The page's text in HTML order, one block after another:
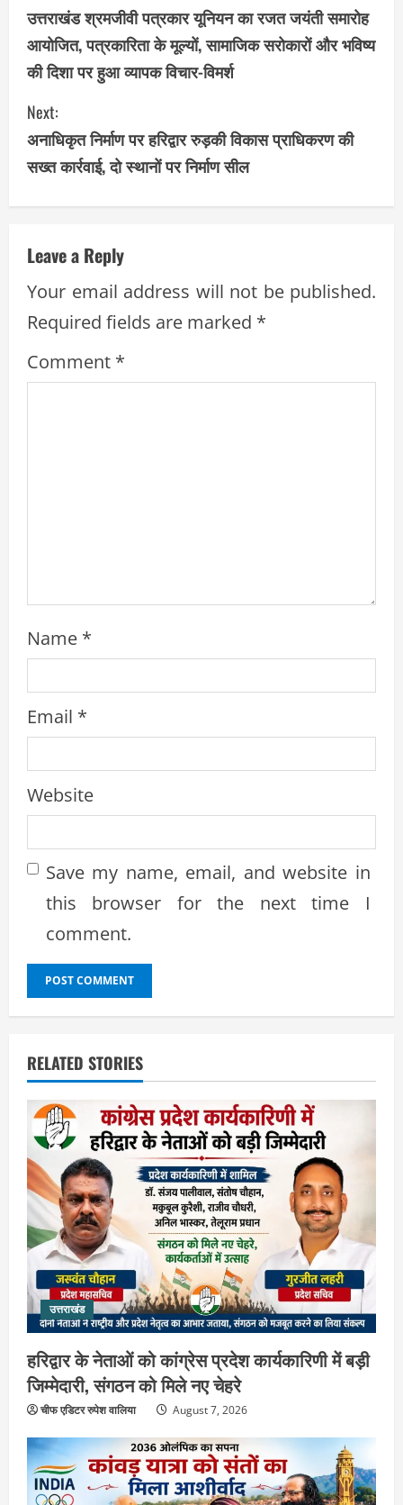
o
n
t
i
n
u
e
R
e
a
उत्तराखंड श्रमजीवी पत्रकार यूनियन का रजत जयंती समारोह
आयोजित, पत्रकारिता के मूल्यों, सामाजिक सरोकारों और भविष्य
की दिशा पर हुआ व्यापक विचार-विमर्श
Next:
अनाधिकृत निर्माण पर हरिद्वार रुड़की विकास प्राधिकरण की
सख्त कार्रवाई, दो स्थानों पर निर्माण सील
Leave a Reply
Your email address will not be published.
Required fields are marked *
Comment *
Name *
Email *
Website
Save my name, email, and website in
this browser for the next time I
comment.
RELATED STORIES
उत्तराखंड
हरिद्वार के नेताओं को कांग्रेस प्रदेश कार्यकारिणी में बड़ी
जिम्मेदारी, संगठन को मिले नए चेहरे
चीफ एडिटर रुपेश वालिया August 7, 2026